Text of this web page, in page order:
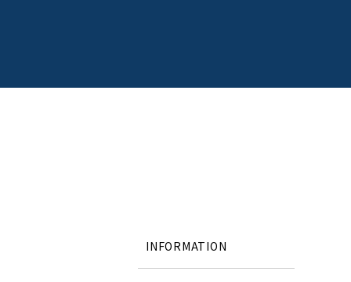
INFORMATION